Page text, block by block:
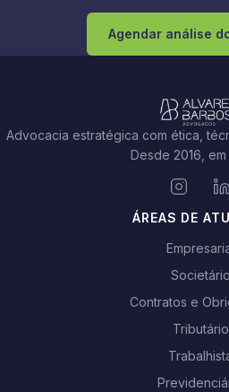
Agendar análise
Advocacia estratégica com ética,
Desde 2016,
ÁREAS DE
Societário
Contratos e
Tributário